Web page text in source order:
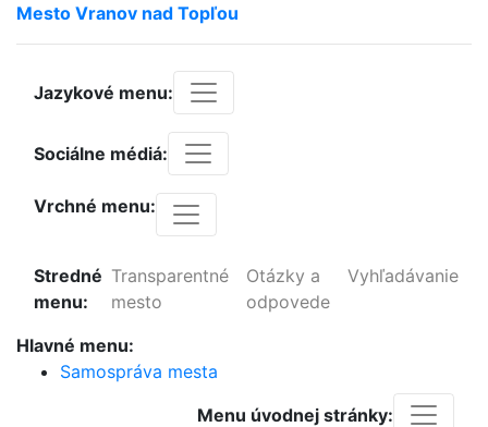
Mesto Vranov nad Topľou
Jazykové menu:
Sociálne médiá:
Vrchné menu:
Stredné
menu:
Transparentné
mesto
Otázky a
odpovede
Vyhľadávanie
Hlavné menu:
Samospráva mesta
Menu úvodnej stránky: